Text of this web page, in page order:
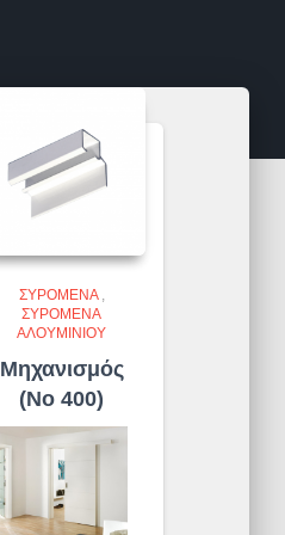
ΣΥΡΌΜΕΝΑ,
ΣΥΡΌΜΕΝΑ
ΑΛΟΥΜΙΝΊΟΥ
Μηχανισμός
(No 400)